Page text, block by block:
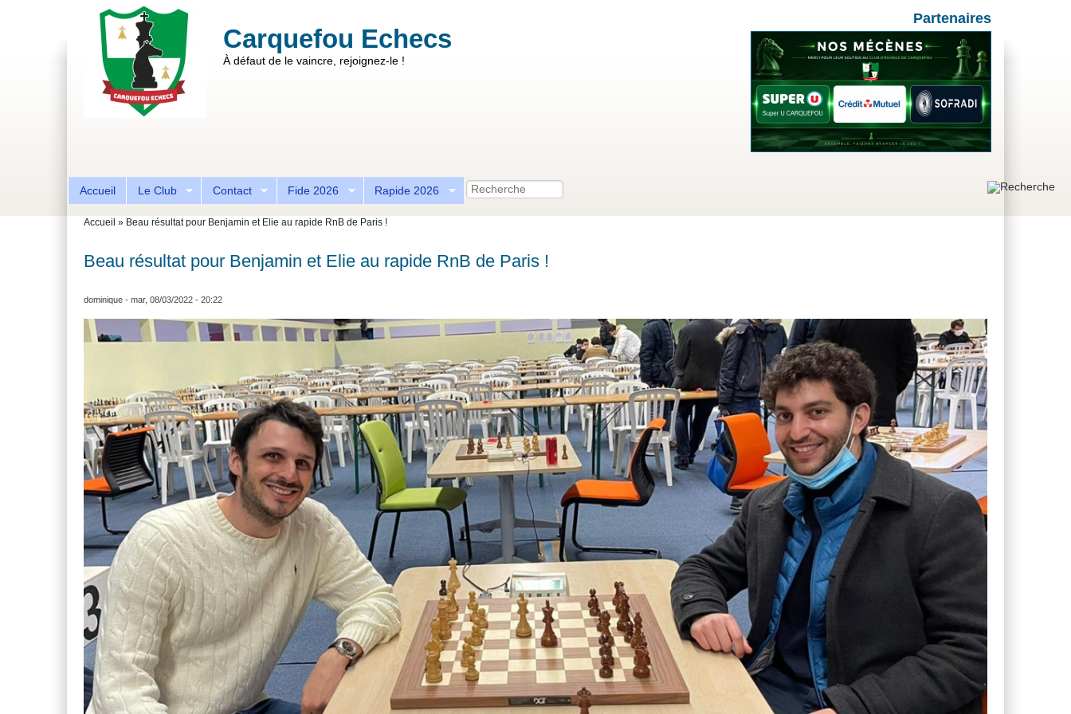
Aller au contenu principal
Partenaires
Carquefou Echecs
À défaut de le vaincre, rejoignez-le !
Accueil Le Club Contact Fide 2026 Rapide 2026
Formulaire de recherche Recherche
Vous êtes ici
Accueil » Beau résultat pour Benjamin et Elie au rapide RnB de Paris !
Beau résultat pour Benjamin et Elie au rapide RnB de Paris !
dominique - mar, 08/03/2022 - 20:22